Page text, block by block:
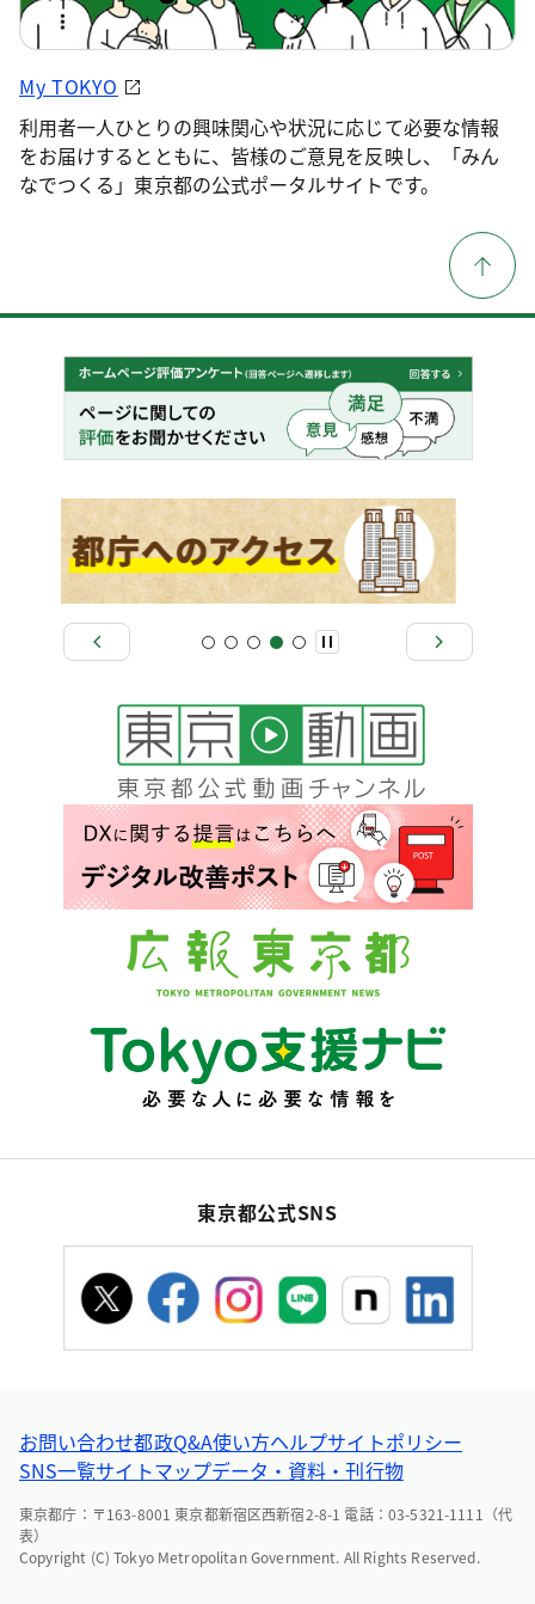
My TOKYO
利用者一人ひとりの興味関心や状況に応じて必要な情報
をお届けするとともに、皆様のご意見を反映し、「みん
なでつくる」東京都の公式ポータルサイトです。
東京都公式SNS
お問い合わせ都政Q&A使い方ヘルプサイトポリシー
SNS一覧サイトマップデータ・資料・刊行物
東京都庁：〒163-8001 東京都新宿区西新宿2-8-1 電話：03-5321-1111（代
表）
Copyright (C) Tokyo Metropolitan Government. All Rights Reserved.